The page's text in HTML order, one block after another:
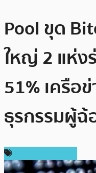
Pool ขุด
ใหญ่ 2 แห่ง
51% เครือ
ธุรกรรมผู้ฉ้